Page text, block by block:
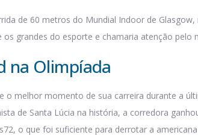
de 60 metros do Mundial Indoor de Glasgow,
grandes do esporte e chamaria atenção pelo
na Olimpíada
o melhor momento de sua carreira durante a
de Santa Lúcia na história, a corredora
o que foi suficiente para derrotar a americana